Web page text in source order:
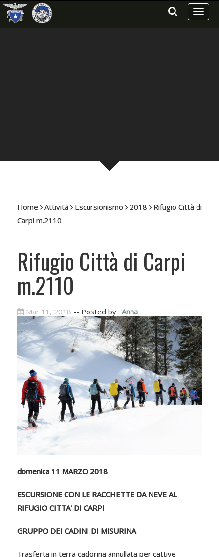
Home Attività Escursionismo 2018
Rifugio Città di
Carpi m.2110
Rifugio Città di Carpi
m.2110
Mar 11, 2018 -- Posted by : Anna
domenica 11 MARZO 2018
ESCURSIONE CON LE RACCHETTE DA NEVE AL
RIFUGIO CITTA' DI CARPI
GRUPPO DEI CADINI DI MISURINA
Trasferta in terra cadorina annullata per cattive